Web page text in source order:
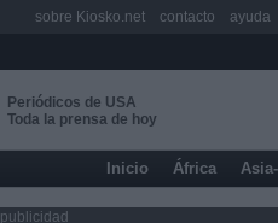
Periódicos de USA
Toda la prensa de hoy
Inicio África
publicidad
sobre Kiosko.net contacto ayuda